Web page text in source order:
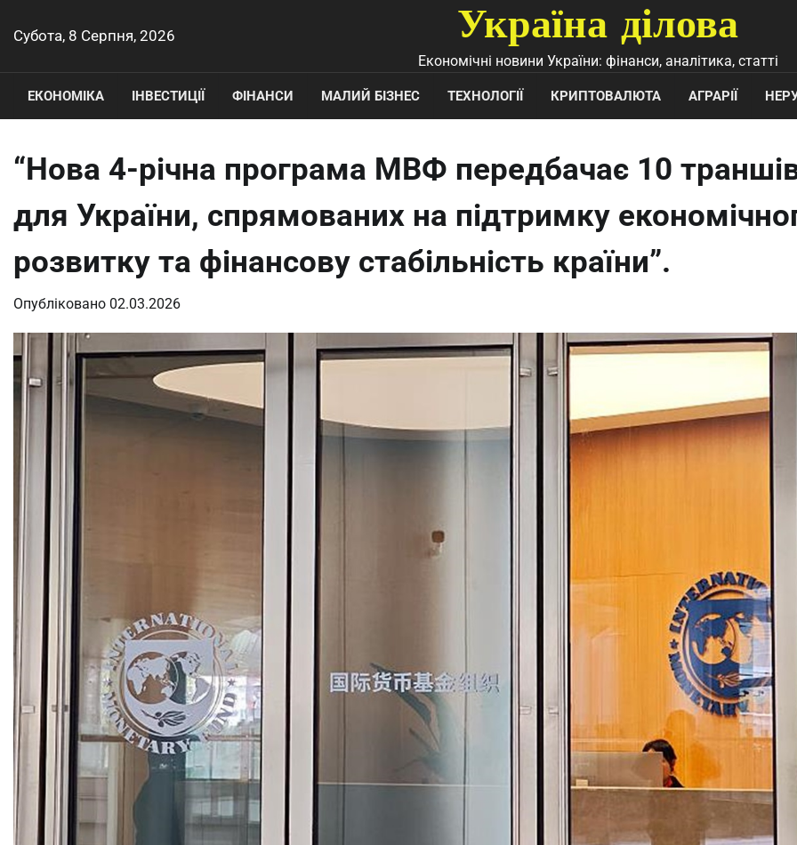
доСубота, 8 Серпня, 2026 Україна ділова
Економічні новини України: фінанси, аналітика, статті
ЕКОНОМІКА ІНВЕСТИЦІЇ ФІНАНСИ МАЛИЙ БІЗНЕС ТЕХНОЛОГІЇ КРИПТОВАЛЮТА АГРАРІЇ
“Нова 4-річна програма МВФ передбачає 10
для України, спрямованих на підтримку
розвитку та фінансову стабільність країни”.
Опубліковано 02.03.2026